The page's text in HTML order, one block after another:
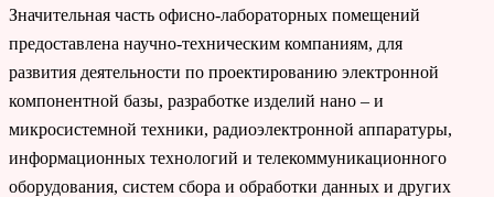
Значительная часть офисно-лабораторных помещений
предоставлена научно-техническим компаниям, для
развития деятельности по проектированию электронной
компонентной базы, разработке изделий нано – и
микросистемной техники, радиоэлектронной аппаратуры,
информационных технологий и телекоммуникационного
оборудования, систем сбора и обработки данных и других